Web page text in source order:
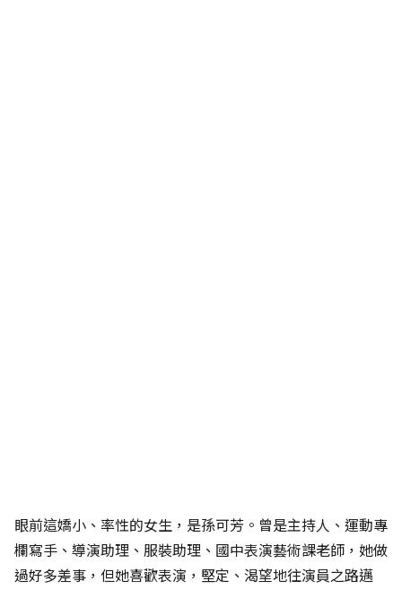
眼前這嬌小、率性的女生，是孫可芳。曾是主持人、運動專
欄寫手、導演助理、服裝助理、國中表演藝術課老師，她做
過好多差事，但她喜歡表演，堅定、渴望地往演員之路邁